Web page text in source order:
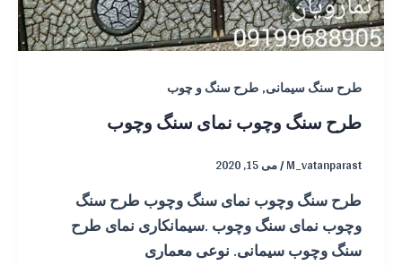
طرح سنگ سیمانی,طرح سنگ و چوب
طرح سنگ وچوب نمای سنگ وچوب
M_vatanparast
/می 15, 2020
طرح سنگ وچوب نمای سنگ وچوب طرح سنگ
وچوب نمای سنگ وچوب .سیمانکاری نمای طرح
سنگ وچوب سیمانی. نوعی معماری